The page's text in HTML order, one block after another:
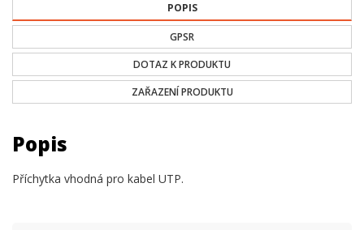
POPIS
GPSR
DOTAZ K PRODUKTU
ZAŘAZENÍ PRODUKTU
Popis
Příchytka vhodná pro kabel UTP.